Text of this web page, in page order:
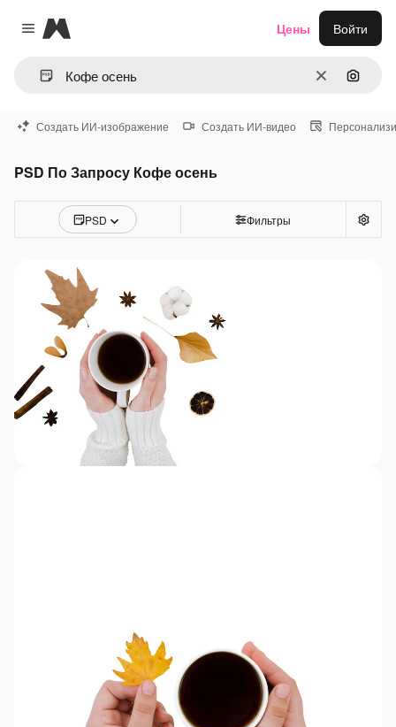
Close menu
Magnific
ОчиститьПоиск
Цены Войти
Создать ИИ-изображение Создать ИИ-видео
PSD По Запросу Кофе осень
PSD Фильтры